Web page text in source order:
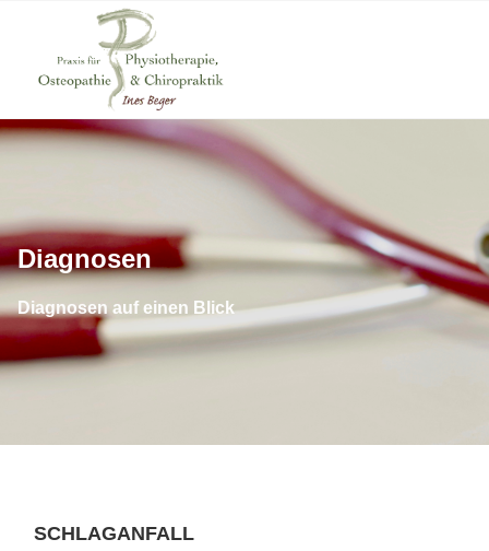
Diagnosen
Diagnosen auf einen Blick
SCHLAGANFALL